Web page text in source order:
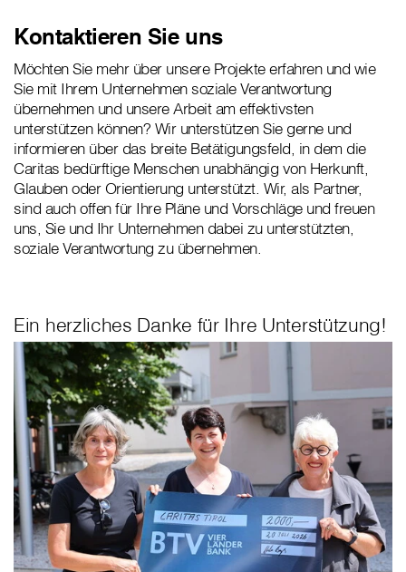
Kontaktieren Sie uns
Möchten Sie mehr über unsere Projekte erfahren und wie
Sie mit Ihrem Unternehmen soziale Verantwortung
übernehmen und unsere Arbeit am effektivsten
unterstützen können? Wir unterstützen Sie gerne und
informieren über das breite Betätigungsfeld, in dem die
Caritas bedürftige Menschen unabhängig von Herkunft,
Glauben oder Orientierung unterstützt. Wir, als Partner,
sind auch offen für Ihre Pläne und Vorschläge und freuen
uns, Sie und Ihr Unternehmen dabei zu unterstützten,
soziale Verantwortung zu übernehmen.
Ein herzliches Danke für Ihre Unterstützung!